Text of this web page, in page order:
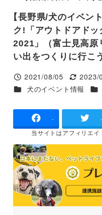
【長野県/犬のイベン
ク!「アウトドアド
2021」（富士見高原
い出をつくりに行こ
投稿日
2021/08/05
更新日
2023/
カテゴリー
犬のイベント情報 カ
- -
当サイトはアフィリエ